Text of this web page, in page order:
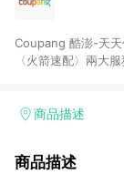
Coupang 酷澎-天天
〈火箭速配〉兩大
加入WOW會員告別
商品描述
商品描述